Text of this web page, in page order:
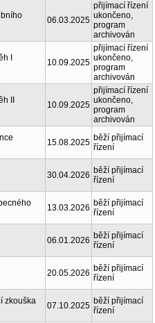
06.03.2025
přijímací řízení
ukončeno,
program
archivován
I
10.09.2025
přijímací řízení
ukončeno,
program
archivován
II
10.09.2025
přijímací řízení
ukončeno,
program
archivován
15.08.2025 běží přijímací
řízení
30.04.2026 běží přijímací
řízení
13.03.2026 běží přijímací
řízení
06.01.2026 běží přijímací
řízení
20.05.2026 běží přijímací
řízení
zkouška
07.10.2025 běží přijímací
řízení